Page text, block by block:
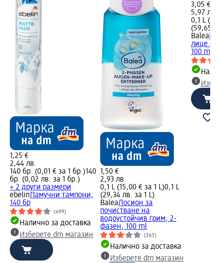
1,25 €
2,44 лв.
140 бр. (0,01 € за 1 бр.)140
бр. (0,02 лв. за 1 бр.)
+ 2 други размери
ebelin Памучни тампони,
140 бр
(499)
Налично за доставка
Изберете dm магазин
1,50 €
2,93 лв.
0,1 L (15,00 € за 1 L)0,1 L
(29,34 лв. за 1 L)
BaleaЛосион за
почистване на
водоустойчив грим, 2-
фазен, 100 ml
(363)
Налично за доставка
Изберете dm магазин
3,05 €
5,97 лв.
0,1 L
(59,65
Balea
лице с
100 ml